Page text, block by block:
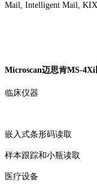
Mail, Intelligent Mail, KIX
Microscan迈思肯MS-
临床仪器
嵌入式条形码读取
样本跟踪和小瓶读取
医疗设备